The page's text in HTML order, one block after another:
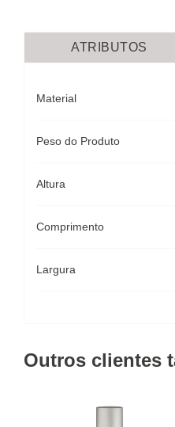
ATRIBUTOS
Material
Peso do Produto
Altura
Comprimento
Largura
Outros clientes